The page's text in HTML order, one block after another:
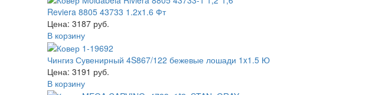
Reviera 8805 43733 1.2x1.6 Фт
Цена: 3187 руб.
В корзину
Чингиз Сувенирный 4S867/122 бежевые лошади 1x1.5 Ю
Цена: 3191 руб.
В корзину